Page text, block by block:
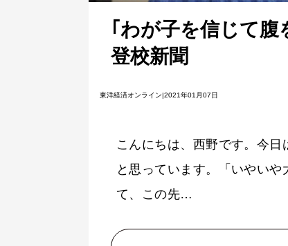
｢わが子を信じて
登校新聞
東洋経済オンライン|2021年01月07日
こんにちは、西野です。今
と思っています。「いやい
て、この先…